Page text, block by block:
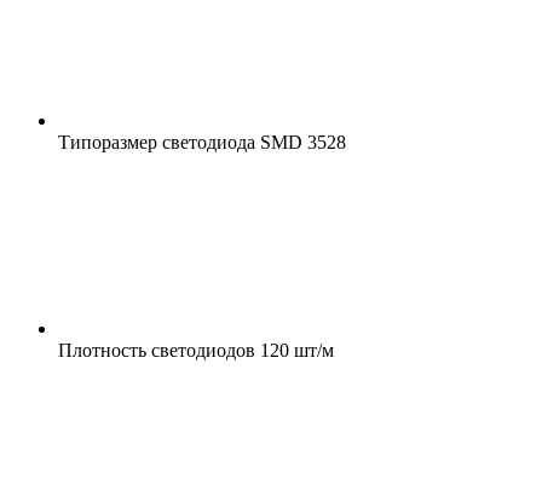
Типоразмер светодиода SMD 3528
Плотность светодиодов 120 шт/м